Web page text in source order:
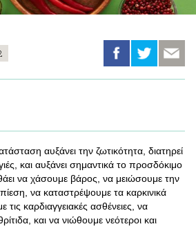
αυξάνει την ζωτικότητα, διατηρεί
και αυξάνει σημαντικά το προσδόκιμο
να χάσουμε βάρος, να μειώσουμε την
να καταστρέψουμε τα καρκινικά
καρδιαγγειακές ασθένειες, να
και να νιώθουμε νεότεροι και